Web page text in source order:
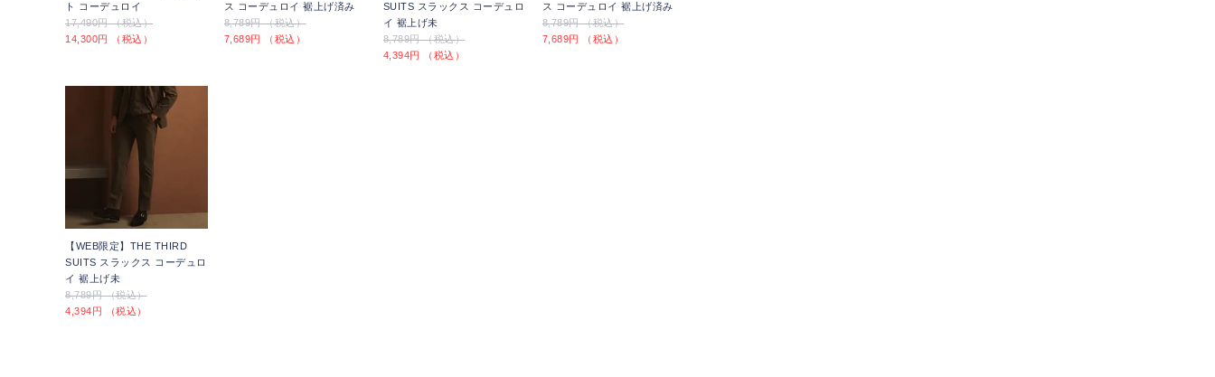
ト コーデュロイ
17,490円 （税込）
14,300円 （税込）
ス コーデュロイ 裾上げ済み
8,789円 （税込）
7,689円 （税込）
SUITS スラックス コーデュロ
イ 裾上げ未
8,789円 （税込）
4,394円 （税込）
ス コーデュロイ 裾上げ済み
8,789円 （税込）
7,689円 （税込）
【WEB限定】THE THIRD
SUITS スラックス コーデュロ
イ 裾上げ未
8,789円 （税込）
4,394円 （税込）